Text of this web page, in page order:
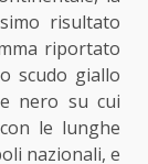
risultato
riportato
scudo giallo
nero su cui
le lunghe
nazionali, e